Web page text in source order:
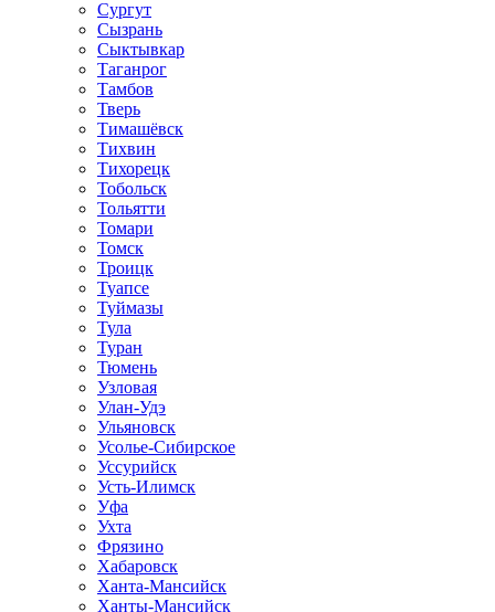
Сургут
Сызрань
Сыктывкар
Таганрог
Тамбов
Тверь
Тимашёвск
Тихвин
Тихорецк
Тобольск
Тольятти
Томари
Томск
Троицк
Туапсе
Туймазы
Тула
Туран
Тюмень
Узловая
Улан-Удэ
Ульяновск
Усолье-Сибирское
Уссурийск
Усть-Илимск
Уфа
Ухта
Фрязино
Хабаровск
Ханта-Мансийск
Ханты-Мансийск